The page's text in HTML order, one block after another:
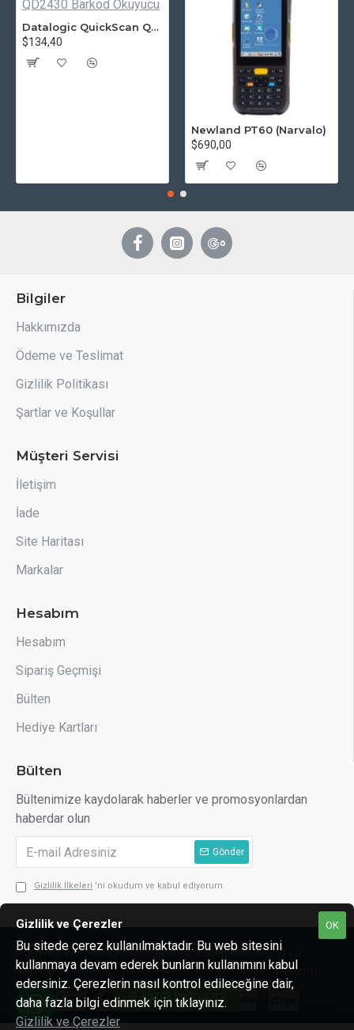
Datalogic QuickScan QD2430 Barkod Okuyucu
$134,40
Newland PT60 (Narvalo)
$690,00
Bilgiler
Hakkımızda
Ödeme ve Teslimat
Gizlilik Politikası
Şartlar ve Koşullar
Müşteri Servisi
İletişim
İade
Site Haritası
Markalar
Hesabım
Hesabım
Sipariş Geçmişi
Bülten
Hediye Kartları
Bülten
Bültenimize kaydolarak haberler ve promosyonlardan
haberdar olun
Gönder
Gizlilik İlkeleri 'ni okudum ve kabul ediyorum.
Copyright © 2020, Barkodalalım, Bütün Hakları
Saklıdır
Web
Tasarım
OK
Gizlilik ve Çerezler
Bu sitede çerez kullanılmaktadır. Bu web sitesini
kullanmaya devam ederek bunların kullanımını kabul
edersiniz. Çerezlerin nasıl kontrol edileceğine dair,
daha fazla bilgi edinmek için tıklayınız.
Gizlilik ve Çerezler
FILTER PRODUCTS